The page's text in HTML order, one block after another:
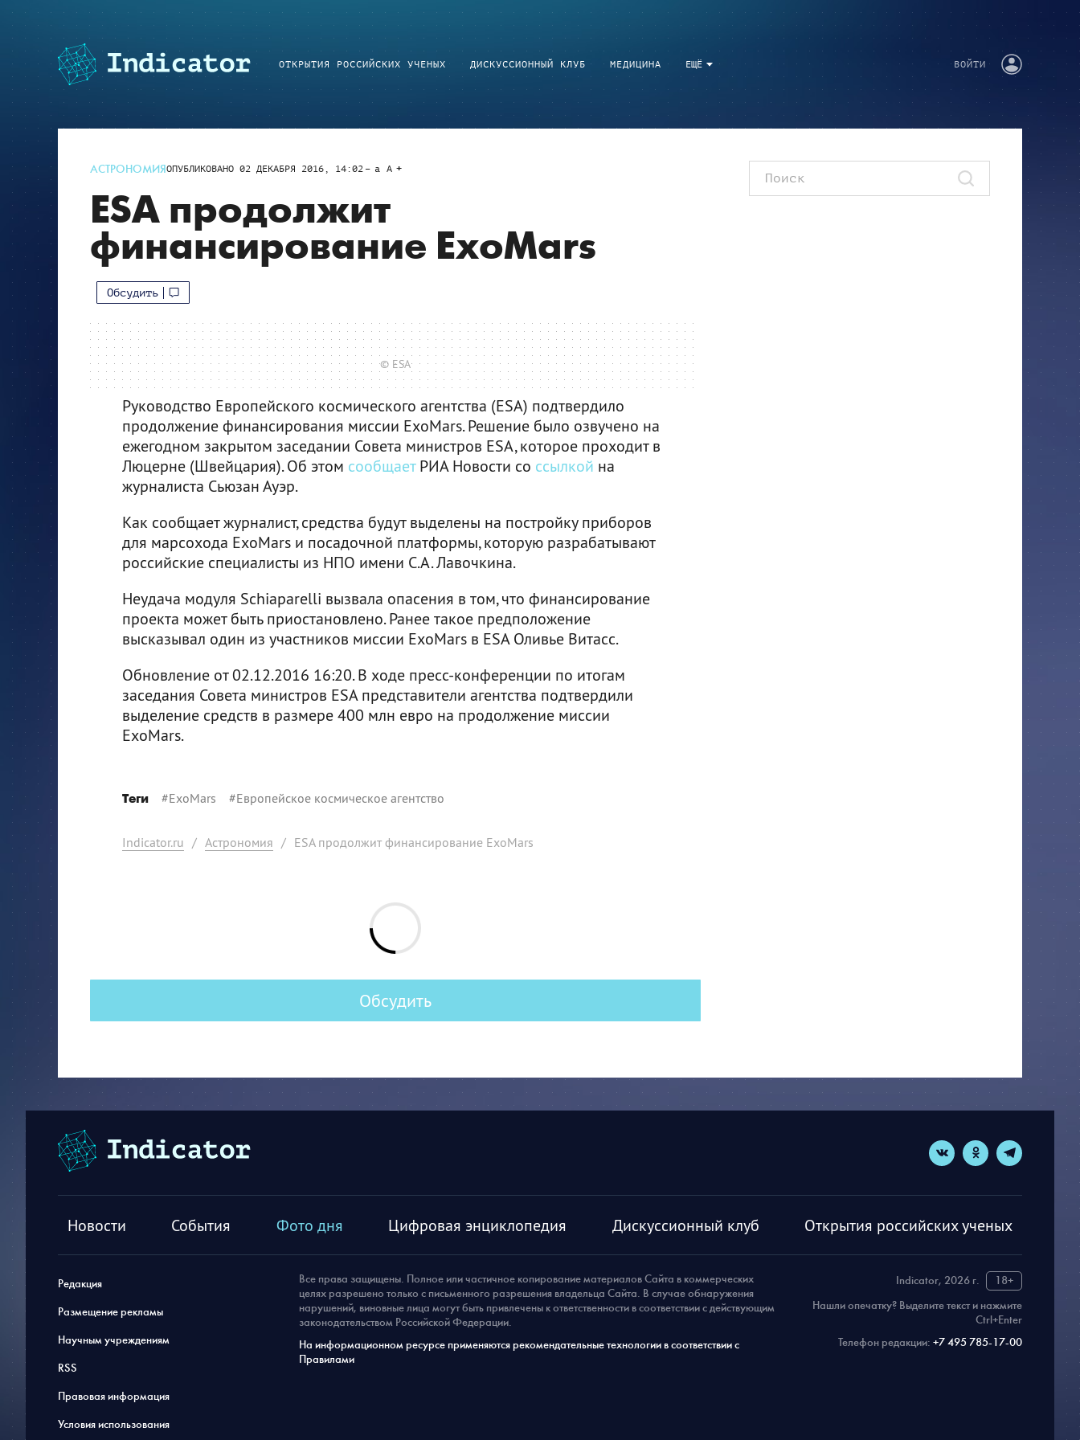
ЕЩЁ
ОТКРЫТИЯ РОССИЙСКИХ УЧЕНЫХ ДИСКУССИОННЫЙ КЛУБ МЕДИЦИНА ВОЙТИ
АСТРОНОМИЯОПУБЛИКОВАНО 02 ДЕКАБРЯ 2016, 14:02 a A
ESA продолжит
финансирование ExoMars
Обсудить
© ESA
Руководство Европейского космического агентства (ESA) подтвердило
продолжение финансирования миссии ExoMars. Решение было озвучено на
ежегодном закрытом заседании Совета министров ESA, которое проходит в
Люцерне (Швейцария). Об этом сообщаетРИА Новости со ссылкой на
журналиста Сьюзан Ауэр.
Как сообщает журналист, средства будут выделены на постройку приборов
для марсохода ExoMars и посадочной платформы, которую разрабатывают
российские специалисты из НПО имени С.А. Лавочкина.
Неудача модуля Schiaparelli вызвала опасения в том, что финансирование
проекта может быть приостановлено. Ранее такое предположение
высказывал один из участников миссии ExoMars в ESA Оливье Витасс.
Обновление от 02.12.2016 16:20. В ходе пресс-конференции по итогам
заседания Совета министров ESA представители агентства подтвердили
выделение средств в размере 400 млн евро на продолжение миссии
ExoMars.
Теги #ExoMars #Европейское космическое агентство
Indicator.ru / Астрономия / ESA продолжит финансирование ExoMars
Обсудить
Новости События Фото дня Цифровая энциклопедия Дискуссионный клуб Открытия российских ученых
Редакция
Размещение рекламы
Научным учреждениям
RSS
Правовая информация
Условия использования
Indicator, 2026 г.
18+
Нашли опечатку? Выделите текст и нажмите
Ctrl+Enter
Телефон редакции: +7 495 785-17-00
Все права защищены. Полное или частичное копирование материалов Сайта в коммерческих
целях разрешено только с письменного разрешения владельца Сайта. В случае обнаружения
нарушений, виновные лица могут быть привлечены к ответственности в соответствии с действующим
законодательством Российской Федерации.
На информационном ресурсе применяются рекомендательные технологии в соответствии с
Правилами